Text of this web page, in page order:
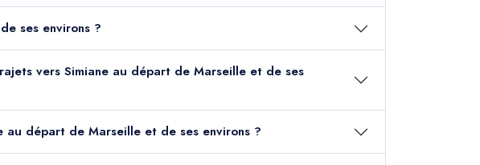
ses environs ?
vers Simiane au départ de Marseille et de ses
au départ de Marseille et de ses environs ?